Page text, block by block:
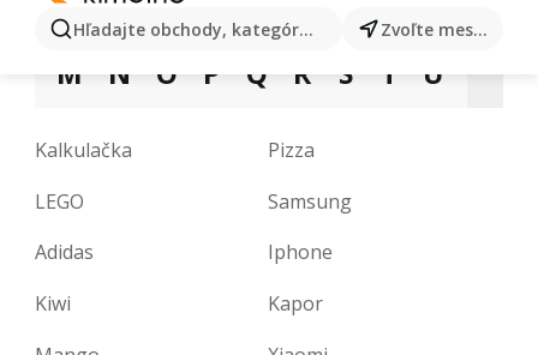
Hľadajte obchody, kategórie, produkty... Zvoľte mesto
3 5 9 A B C E F G
M
N O P Q R S T U V
Kalkulačka
Pizza
LEGO
Samsung
Adidas
Iphone
Kiwi
Kapor